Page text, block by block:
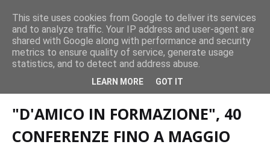
CASTELLO-MILAZZO
Milazzo 28ª Sagra del Pesce a Vaccarella: il programma
EVENTI
"D'AMICO IN FORMAZIONE", 40 CONFERENZE FINO A
"D'AMICO IN FORMAZIONE", 40
CONFERENZE FINO A MAGGIO
This site uses cookies from Google to deliver its services
and to analyze traffic. Your IP address and user-agent are
shared with Google along with performance and security
metrics to ensure quality of service, generate usage
statistics, and to detect and address abuse.
LEARN MORE GOT IT